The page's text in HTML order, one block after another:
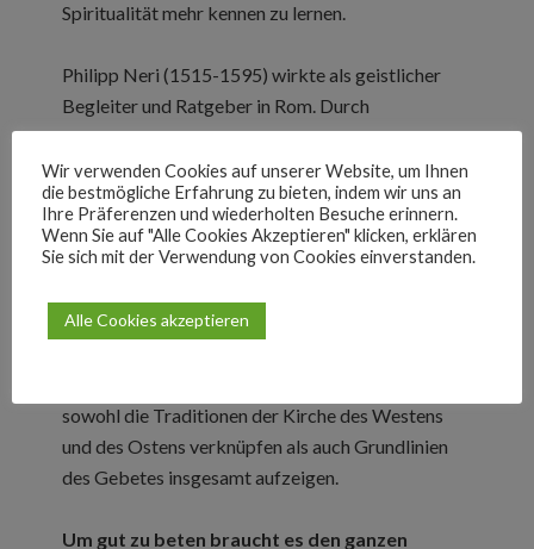
Spiritualität mehr kennen zu lernen.
Philipp Neri (1515-1595) wirkte als geistlicher
Begleiter und Ratgeber in Rom. Durch
ungewöhnliche Seelsorgemethoden und die
Gründung des Oratoriums gab er entscheidende
Impulse zur religiösen Erneuerung. Die
Kurzgebete, für das Gebet im Alltag bestimmt,
zählen zu seinen klassischen Überlieferungen. Der
Gebete, sowie den Einfluss der
sowohl die Traditionen der Kirche des Westens
und des Ostens verknüpfen als auch Grundlinien
des Gebetes insgesamt aufzeigen.
Um gut zu beten braucht es den ganzen
Wir verwenden Cookies auf unserer Website, um Ihnen
die bestmögliche Erfahrung zu bieten, indem wir uns an
Ihre Präferenzen und wiederholten Besuche erinnern.
Wenn Sie auf "Alle Cookies Akzeptieren" klicken, erklären
Sie sich mit der Verwendung von Cookies einverstanden.
Alle Cookies akzeptieren